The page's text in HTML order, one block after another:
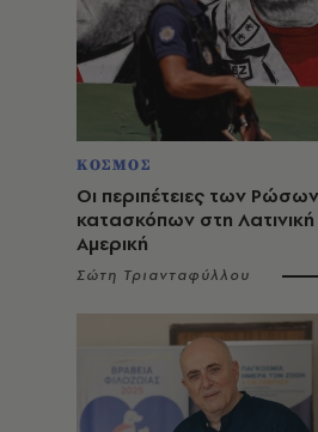
ΚΟΣΜΟΣ
Οι περιπέτειες των Ρώσων
κατασκόπων στη Λατινική
Αμερική
Σώτη Τριανταφύλλου